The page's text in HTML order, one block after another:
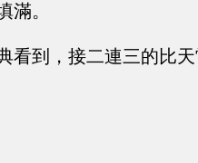
滿。
看到，接二連三的比